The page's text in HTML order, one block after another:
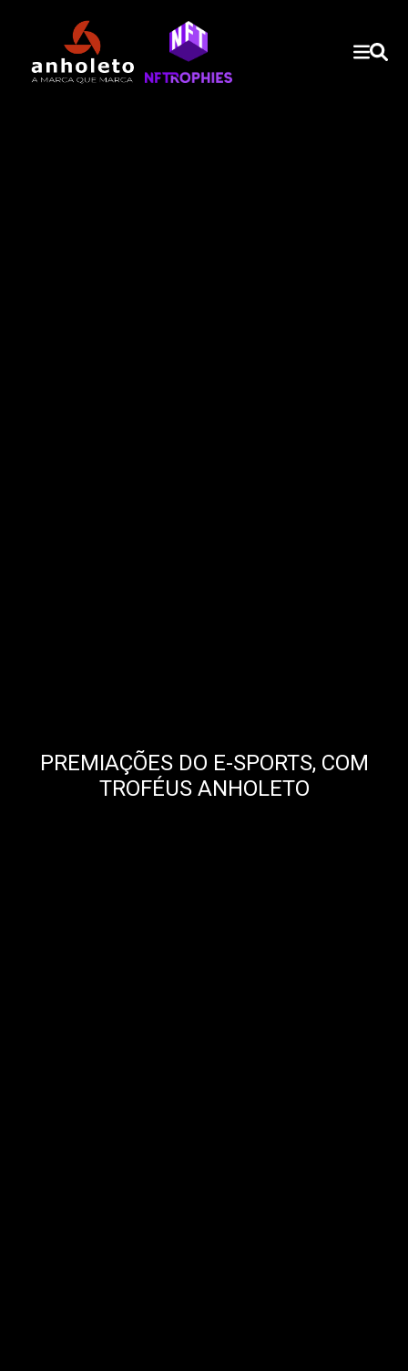
PREMIAÇÕES DO E-SPORTS, COM
TROFÉUS ANHOLETO